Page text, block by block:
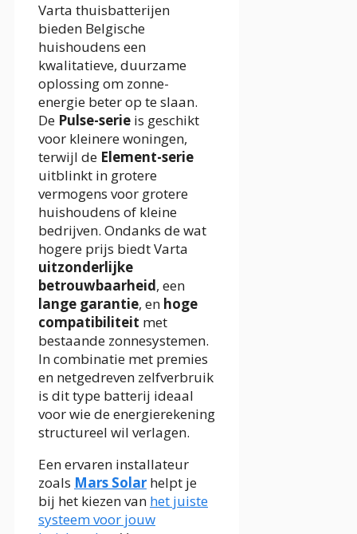
Varta thuisbatterijen
bieden Belgische
huishoudens een
kwalitatieve, duurzame
oplossing om zonne-
energie beter op te slaan.
De Pulse-serie is geschikt
voor kleinere woningen,
terwijl de Element-serie
uitblinkt in grotere
vermogens voor grotere
huishoudens of kleine
bedrijven. Ondanks de wat
hogere prijs biedt Varta
uitzonderlijke
betrouwbaarheid, een
lange garantie, en hoge
compatibiliteit met
bestaande zonnesystemen.
In combinatie met premies
en netgedreven zelfverbruik
is dit type batterij ideaal
voor wie de energierekening
structureel wil verlagen.
Een ervaren installateur
zoals Mars Solar helpt je
bij het kiezen van het juiste
systeem voor jouw